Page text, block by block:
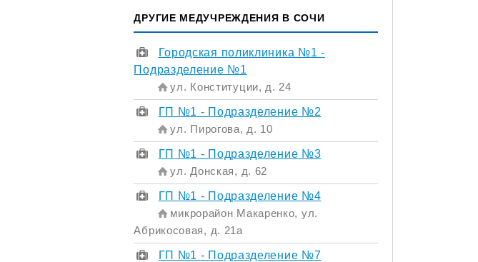
ДРУГИЕ МЕДУЧРЕЖДЕНИЯ В СОЧИ
Городская поликлиника №1 -
Подразделение №1
ул. Конституции, д. 24
ГП №1 - Подразделение №2
ул. Пирогова, д. 10
ГП №1 - Подразделение №3
ул. Донская, д. 62
ГП №1 - Подразделение №4
микрорайон Макаренко, ул.
Абрикосовая, д. 21а
ГП №1 - Подразделение №7